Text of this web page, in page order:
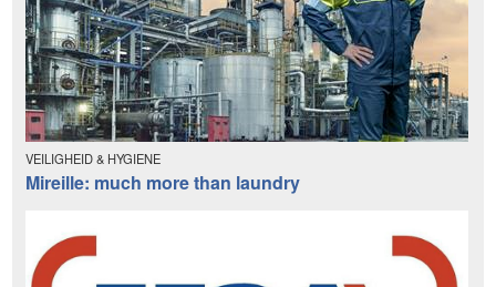
VEILIGHEID & HYGIENE
Mireille: much more than laundry